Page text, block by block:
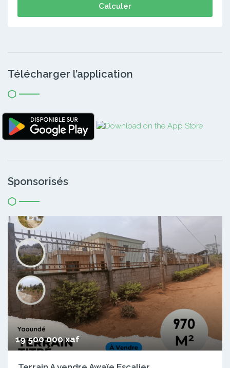
Calculer
Télécharger l’application
Sponsorisés
19 500 000 xaf